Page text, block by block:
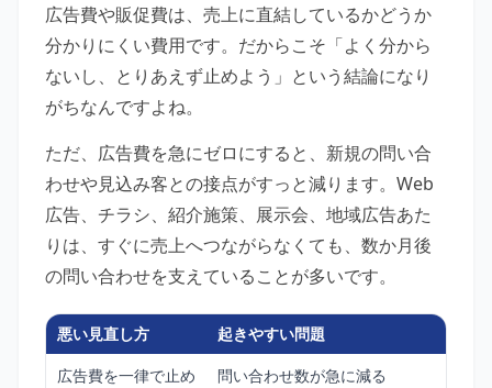
広告費や販促費は、売上に直結しているかどうか
分かりにくい費用です。だからこそ「よく分から
ないし、とりあえず止めよう」という結論になり
がちなんですよね。
ただ、広告費を急にゼロにすると、新規の問い合
わせや見込み客との接点がすっと減ります。Web
広告、チラシ、紹介施策、展示会、地域広告あた
りは、すぐに売上へつながらなくても、数か月後
の問い合わせを支えていることが多いです。
悪い見直し方 起きやすい問題
広告費を一律で止め
問い合わせ数が急に減る